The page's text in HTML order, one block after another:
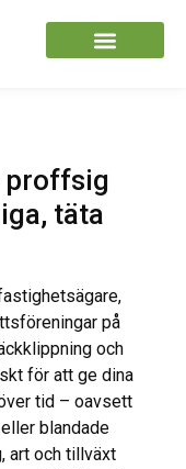
proffsig
täta
på
och
för att ge dina
tid – oavsett
blandade
art och tillväxt